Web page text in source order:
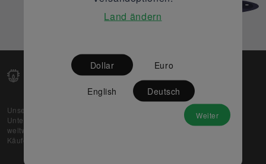
Unsere Web-Plattform unterstützt OEM- und EMS-
Unternehmen dabei, ihre überschüssigen Lagerbestände
weltweit zu verkaufen und gleichzeitig den potenziellen
Käufern beste Preise und Qualität zu bieten.
Partner
Land ändern
Dollar Euro
English Deutsch
Weiter